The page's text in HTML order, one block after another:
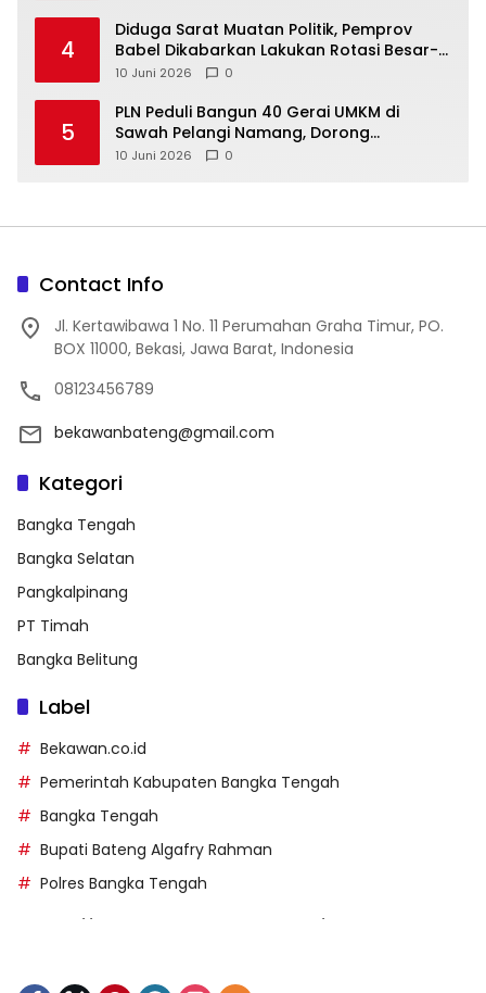
4
‎Diduga Sarat Muatan Politik, Pemprov
Babel Dikabarkan Lakukan Rotasi Besar-
10 Juni 2026 0
5
‎PLN Peduli Bangun 40 Gerai UMKM di
Sawah Pelangi Namang, Dorong
10 Juni 2026 0
Contact Info
Jl. Kertawibawa 1 No. 11 Perumahan Graha Timur, PO.
BOX 11000, Bekasi, Jawa Barat, Indonesia
08123456789
bekawanbateng@gmail.com
Kategori
Bangka Tengah
Bangka Selatan
Pangkalpinang
PT Timah
Bangka Belitung
Label
Bekawan.co.id
Pemerintah Kabupaten Bangka Tengah
Bangka Tengah
Bupati Bateng Algafry Rahman
Polres Bangka Tengah